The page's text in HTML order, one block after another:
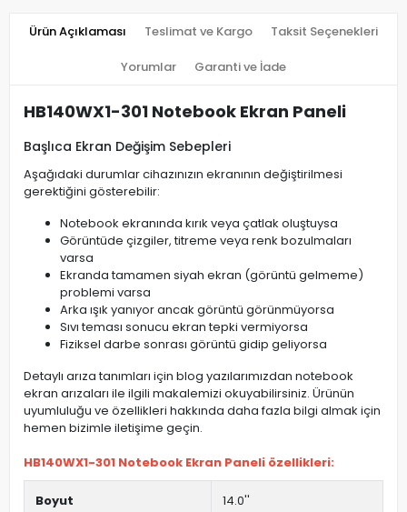
Ürün Açıklaması Teslimat ve Kargo Taksit Seçenekleri
Yorumlar Garanti ve İade
HB140WX1-301 Notebook Ekran Paneli
Başlıca Ekran Değişim Sebepleri
Aşağıdaki durumlar cihazınızın ekranının değiştirilmesi
gerektiğini gösterebilir:
Notebook ekranında kırık veya çatlak oluştuysa
Görüntüde çizgiler, titreme veya renk bozulmaları
varsa
Ekranda tamamen siyah ekran (görüntü gelmeme)
problemi varsa
Arka ışık yanıyor ancak görüntü görünmüyorsa
Sıvı teması sonucu ekran tepki vermiyorsa
Fiziksel darbe sonrası görüntü gidip geliyorsa
Detaylı arıza tanımları için blog yazılarımızdan notebook
ekran arızaları ile ilgili makalemizi okuyabilirsiniz. Ürünün
uyumluluğu ve özellikleri hakkında daha fazla bilgi almak için
hemen bizimle iletişime geçin.
HB140WX1-301 Notebook Ekran Paneli özellikleri:
Boyut 14.0''